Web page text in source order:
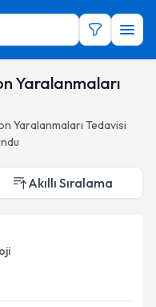
Yaralanmaları
Yaralanmaları Tedavisi
Akıllı Sıralama